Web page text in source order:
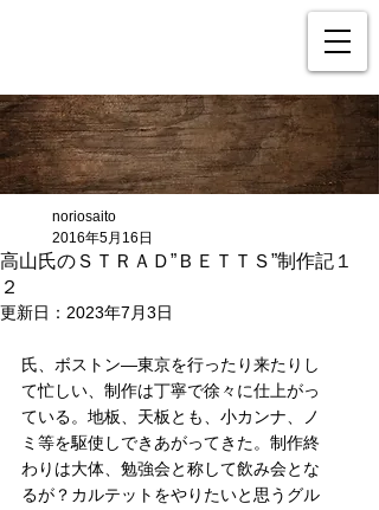
高山氏のＳＴＲＡＤ”ＢＥＴＴＳ”制作記１
２
noriosaito
2016年5月16日
更新日： 2023年7月3日
氏、ボストン―東京を行ったり来たりし
て忙しい、制作は丁寧で徐々に仕上がっ
ている。地板、天板とも、小カンナ、ノ
ミ等を駆使しできあがってきた。制作終
わりは大体、勉強会と称して飲み会とな
るが？カルテットをやりたいと思うグル